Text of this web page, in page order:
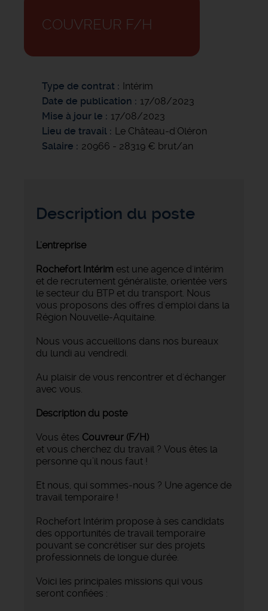
COUVREUR F/H
Type de contrat
Intérim
Date de publication
17/08/2023
Mise à jour le
17/08/2023
Lieu de travail
Le Château-d'Oléron
Salaire
20966 - 28319 € brut/an
Description du poste
L'entreprise
Rochefort Intérim est une agence d'intérim
et de recrutement généraliste, orientée vers
le secteur du BTP et du transport. Nous
vous proposons des offres d'emploi dans la
Région Nouvelle-Aquitaine.
Nous vous accueillons dans nos bureaux
du lundi au vendredi.
Au plaisir de vous rencontrer et d'échanger
avec vous.
Description du poste
Vous êtes Couvreur (F/H)
et vous cherchez du travail ? Vous êtes la
personne qu’il nous faut !
Et nous, qui sommes-nous ? Une agence de
travail temporaire !
Rochefort Intérim propose à ses candidats
des opportunités de travail temporaire
pouvant se concrétiser sur des projets
professionnels de longue durée.
Voici les principales missions qui vous
seront confiées :